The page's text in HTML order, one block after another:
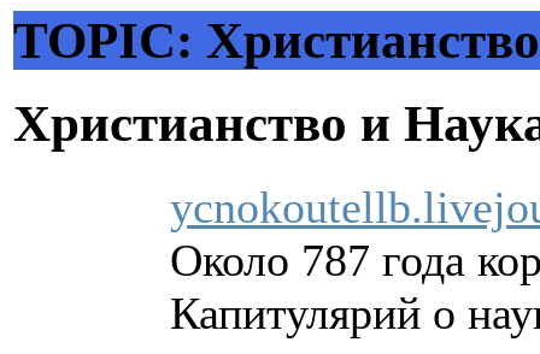
TOPIC:
Христианство и
Около 787 года
Капитулярий о